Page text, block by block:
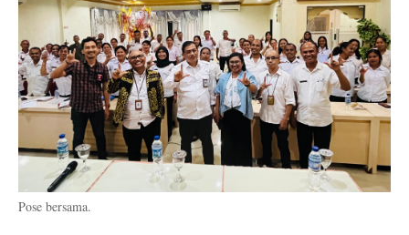
Pose bersama.